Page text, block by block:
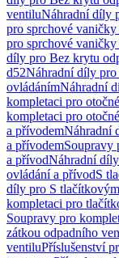
ventiluNáhradní díly
pro sprchové vaničky
pro sprchové vaničky
díly pro Bez krytu
d52Náhradní díly pro
ovládánímNáhradní
kompletaci pro
kompletaci pro
a přívodemNáhradní
a přívodemSoupravy
a přívodNáhradní
ovládání a přívodS
díly pro S
kompletaci pro
Soupravy pro
zátkou odpadního
ventiluPříslušenství